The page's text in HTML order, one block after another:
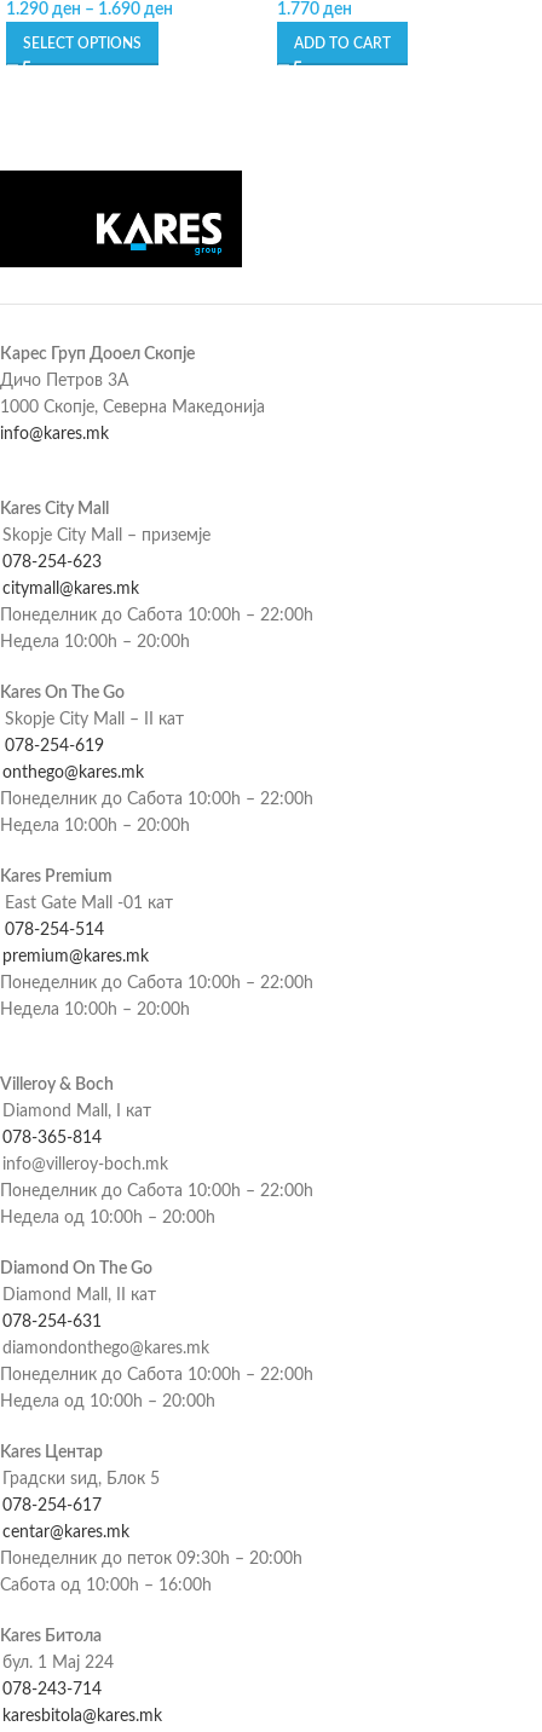
1.290 ден – 1.690 ден
SELECT OPTIONS
1.770 ден
ADD TO CART
Карес Груп Дооел Скопје
Дичо Петров 3А
1000 Скопје, Северна Македонија
info@kares.mk
Kares City Mall
Skopje City Mall – приземје
078-254-623
citymall@kares.mk
Понеделник до Сабота 10:00h – 22:00h
Недела 10:00h – 20:00h
Kares On The Go
Skopje City Mall – II кат
078-254-619
onthego@kares.mk
Понеделник до Сабота 10:00h – 22:00h
Недела 10:00h – 20:00h
Kares Premium
East Gate Mall -01 кат
078-254-514
premium@kares.mk
Понеделник до Сабота 10:00h – 22:00h
Недела 10:00h – 20:00h
Villeroy & Boch
Diamond Mall, I кат
078-365-814
info@villeroy-boch.mk
Понеделник до Сабота 10:00h – 22:00h
Недела од 10:00h – 20:00h
Diamond On The Go
Diamond Mall, II кат
078-254-631
diamondonthego@kares.mk
Понеделник до Сабота 10:00h – 22:00h
Недела од 10:00h – 20:00h
Kares Центар
Градски ѕид, Блок 5
078-254-617
centar@kares.mk
Понеделник до петок 09:30h – 20:00h
Сабота од 10:00h – 16:00h
Kares Битола
бул. 1 Мај 224
078-243-714
karesbitola@kares.mk